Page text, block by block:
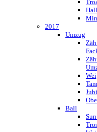
2017
Umzug
Ball